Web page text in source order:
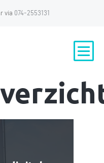
via 074-2553131